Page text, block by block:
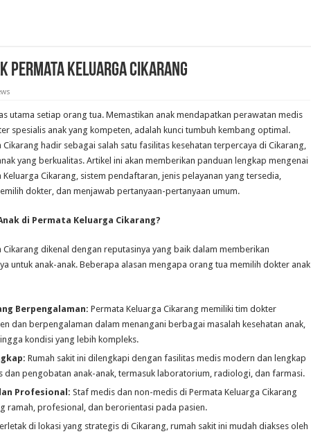
Permata Keluarga Cikarang
utama setiap orang tua. Memastikan anak mendapatkan perawatan medis
spesialis anak yang kompeten, adalah kunci tumbuh kembang optimal.
Cikarang hadir sebagai salah satu fasilitas kesehatan terpercaya di Cikarang,
yang berkualitas. Artikel ini akan memberikan panduan lengkap mengenai
Cikarang, sistem pendaftaran, jenis pelayanan yang tersedia,
dokter, dan menjawab pertanyaan-pertanyaan umum.
di Permata Keluarga Cikarang?
Cikarang dikenal dengan reputasinya yang baik dalam memberikan
untuk anak-anak. Beberapa alasan mengapa orang tua memilih dokter anak
Berpengalaman: Permata Keluarga Cikarang memiliki tim dokter
dan berpengalaman dalam menangani berbagai masalah kesehatan anak,
kondisi yang lebih kompleks.
Rumah sakit ini dilengkapi dengan fasilitas medis modern dan lengkap
dan pengobatan anak-anak, termasuk laboratorium, radiologi, dan farmasi.
Profesional: Staf medis dan non-medis di Permata Keluarga Cikarang
ramah, profesional, dan berorientasi pada pasien.
di lokasi yang strategis di Cikarang, rumah sakit ini mudah diakses oleh